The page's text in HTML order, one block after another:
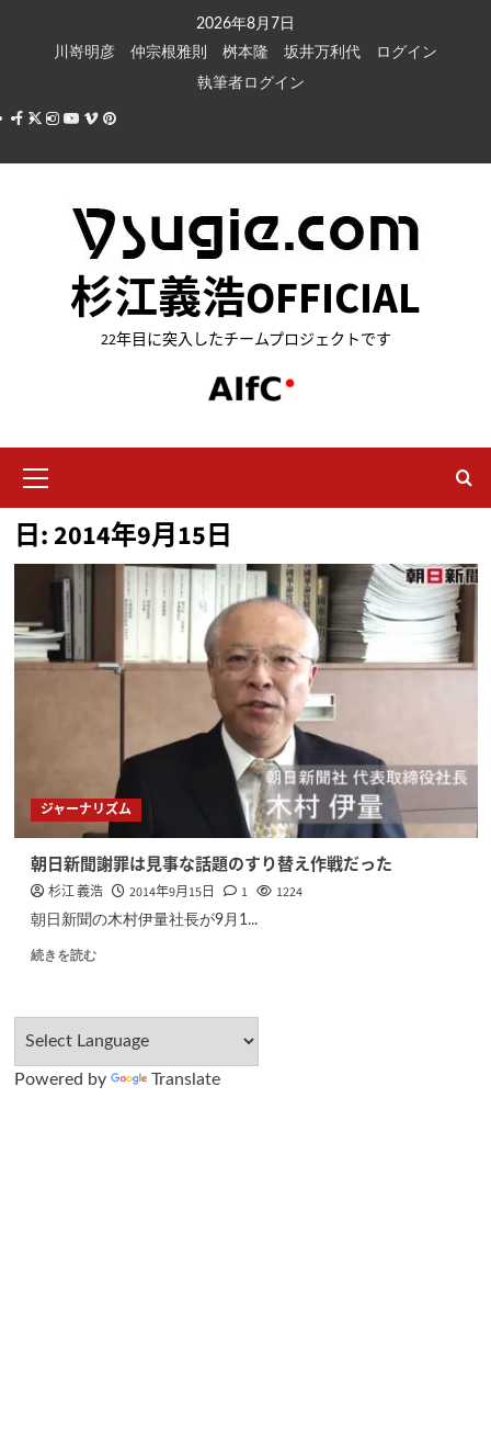
キ
2026年8月7日
川嵜明彦
仲宗根雅則 桝本隆 坂井万利代
ログイン
執筆者ログイン
Facebook
X Instagram
Youtube
VimeoPinterest
杉江義浩OFFICIAL
22年目に突入したチームプロジェクトです
イ
ン
メ
ュ
日:2014年9月15日
ジャーナリズム
朝日新聞謝罪は見事な話題のすり替え作戦だった
杉江 義浩 2014年9月15日 1 1224
朝日新聞の木村伊量社長が9月1...
続きを読む
Powered by Translate